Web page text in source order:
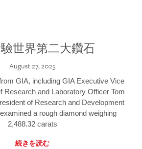
驗世界第二大鑽石
August 27, 2025
GIA, including GIA Executive Vice
Research and Laboratory Officer Tom
of Research and Development
a rough diamond weighing
2,488.32 carats
続きを読む